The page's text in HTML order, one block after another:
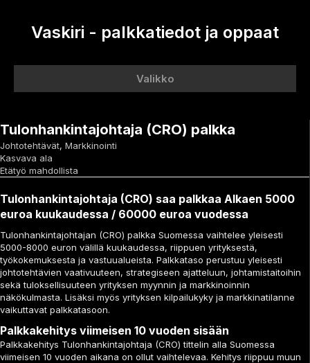
Vaskiri - palkkatiedot ja oppaat
Valikko
Tulonhankintajohtaja (CRO) palkka
Johtotehtävät, Markkinointi
Kasvava ala
Etätyö mahdollista
Tulonhankintajohtaja (CRO) saa palkkaa Alkaen 5000
euroa kuukaudessa / 60000 euroa vuodessa
Tulonhankintajohtajan (CRO) palkka Suomessa vaihtelee yleisesti
5000-8000 euron välillä kuukaudessa, riippuen yrityksestä,
työkokemuksesta ja vastuualueista. Palkkataso perustuu yleisesti
johtotehtävien vaativuuteen, strategiseen ajatteluun, johtamistaitoihin
sekä tuloksellisuuteen yrityksen myynnin ja markkinoinnin
näkökulmasta. Lisäksi myös yrityksen kilpailukyky ja markkinatilanne
vaikuttavat palkkatasoon.
Palkkakehitys viimeisen 10 vuoden sisään
Palkkakehitys Tulonhankintajohtaja (CRO) tittelin alla Suomessa
viimeisen 10 vuoden aikana on ollut vaihtelevaa. Kehitys riippuu muun